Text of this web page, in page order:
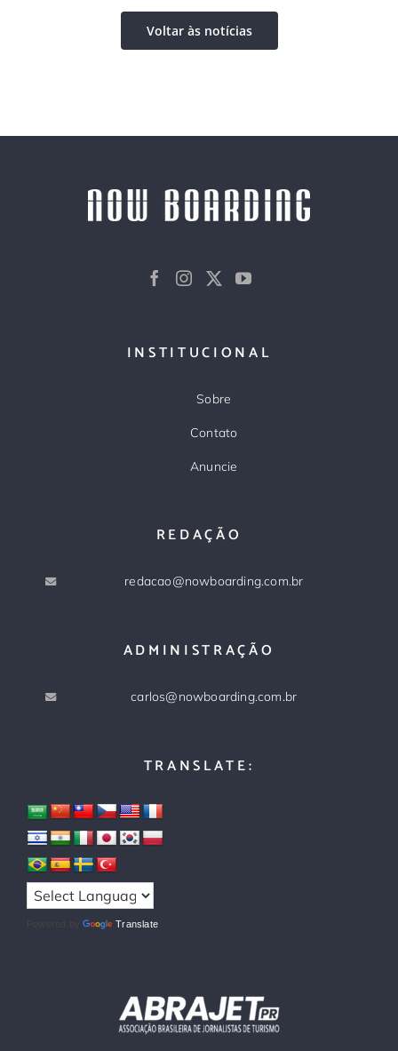
Voltar às notícias
INSTITUCIONAL
Sobre
Contato
Anuncie
REDAÇÃO
redacao@nowboarding.com.br
ADMINISTRAÇÃO
carlos@nowboarding.com.br
TRANSLATE:
Powered by Translate